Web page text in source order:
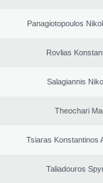
Panagiotopoulos
Rovlias
Salagiannis
Theochari
Tsiaras Konstantinos
Taliadouros